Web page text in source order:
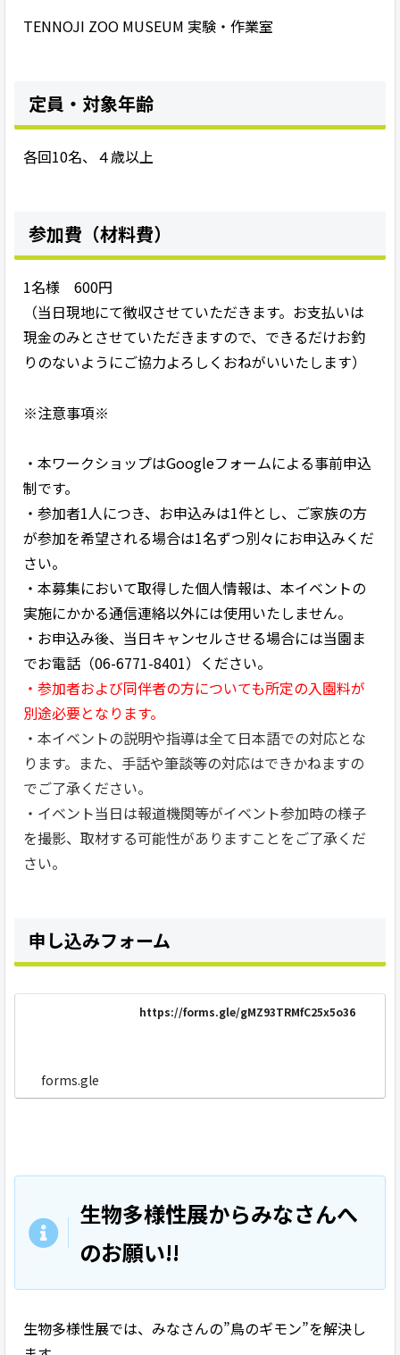
TENNOJI ZOO MUSEUM 実験・作業室
定員・対象年齢
各回10名、４歳以上
参加費（材料費）
1名様 600円
（当日現地にて徴収させていただきます。お支払いは
現金のみとさせていただきますので、できるだけお釣
りのないようにご協力よろしくおねがいいたします）
※注意事項※
・本ワークショップはGoogleフォームによる事前申込
制です。
・参加者1人につき、お申込みは1件とし、ご家族の方
が参加を希望される場合は1名ずつ別々にお申込みくだ
さい。
・本募集において取得した個人情報は、本イベントの
実施にかかる通信連絡以外には使用いたしません。
・お申込み後、当日キャンセルさせる場合には当園ま
でお電話（06-6771-8401）ください。
・参加者および同伴者の方についても所定の入園料が
別途必要となります。
・本イベントの説明や指導は全て日本語での対応とな
ります。また、手話や筆談等の対応はできかねますの
でご了承ください。
・イベント当日は報道機関等がイベント参加時の様子
を撮影、取材する可能性がありますことをご了承くだ
さい。
申し込みフォーム
https://forms.gle/gMZ93TRMfC25x5o36
forms.gle
生物多様性展からみなさんへ
のお願い!!
生物多様性展では、みなさんの”鳥のギモン”を解決し